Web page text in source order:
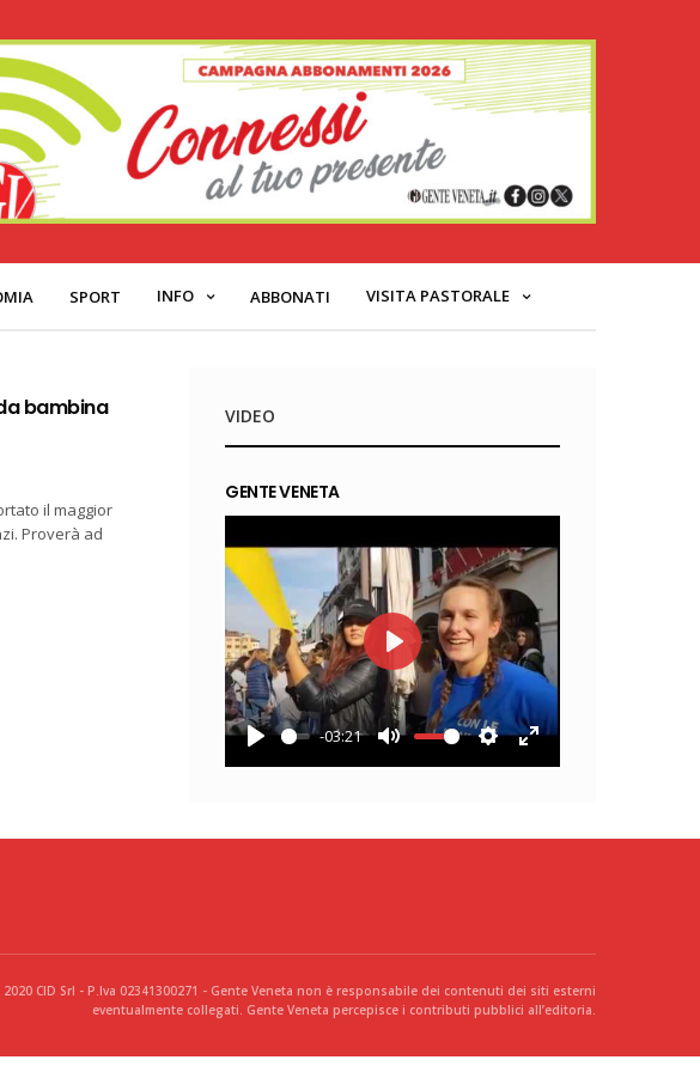
SPORT INFO ABBONATI VISITA PASTORALE
bambina
il maggior
Proverà ad
VIDEO
GENTE VENETA
-03:21
Play
CID Srl - P.Iva 02341300271 - Gente Veneta non è responsabile dei contenuti dei siti esterni
eventualmente collegati. Gente Veneta percepisce i contributi pubblici all’editoria.